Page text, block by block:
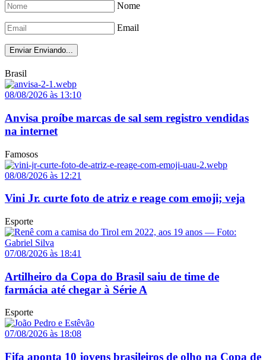
Nome
Email
Enviar Enviando...
Brasil
08/08/2026 às 13:10
Anvisa proíbe marcas de sal sem registro vendidas
na internet
Famosos
08/08/2026 às 12:21
Vini Jr. curte foto de atriz e reage com emoji; veja
Esporte
07/08/2026 às 18:41
Artilheiro da Copa do Brasil saiu de time de
farmácia até chegar à Série A
Esporte
07/08/2026 às 18:08
Fifa aponta 10 jovens brasileiros de olho na Copa de